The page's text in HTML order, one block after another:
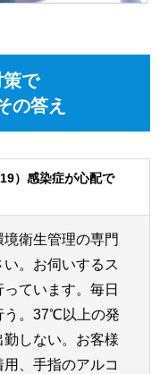
策で
の答え
）感染症が心配で
衛生管理の専門
。お伺いするス
ています。毎日
う。37℃以上の発
しない。お客様
、手指のアルコ